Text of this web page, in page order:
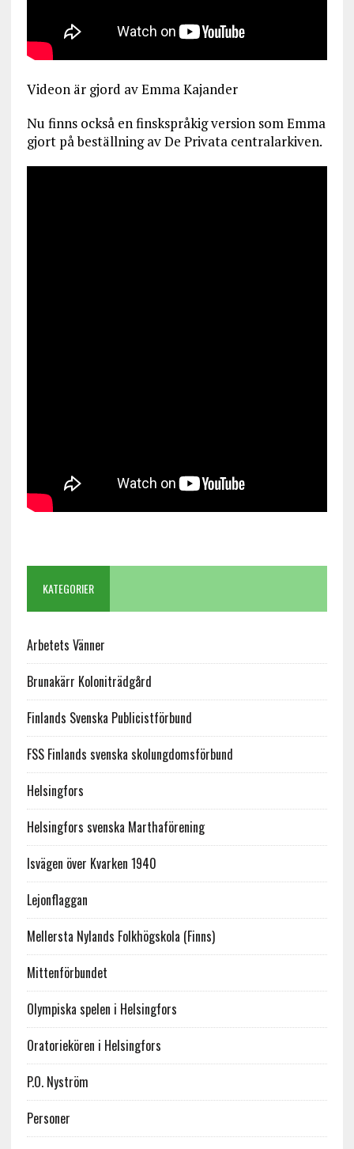
Videon är gjord av Emma Kajander
Nu finns också en finskspråkig version som Emma
gjort på beställning av De Privata centralarkiven.
KATEGORIER
Arbetets Vänner
Brunakärr Koloniträdgård
Finlands Svenska Publicistförbund
FSS Finlands svenska skolungdomsförbund
Helsingfors
Helsingfors svenska Marthaförening
Isvägen över Kvarken 1940
Lejonflaggan
Mellersta Nylands Folkhögskola (Finns)
Mittenförbundet
Olympiska spelen i Helsingfors
Oratoriekören i Helsingfors
P.O. Nyström
Personer